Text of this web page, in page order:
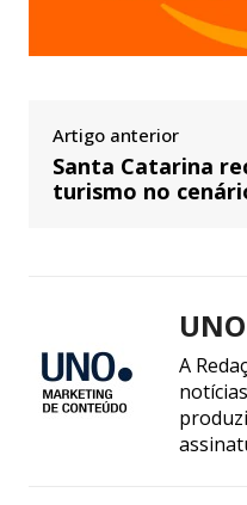
Artigo anterior
Santa Catarina
turismo no
A